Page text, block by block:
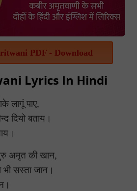
PDF - Download
Lyrics In Hindi
लागूं पाए,
दियो बताय।
अमृत की खान,
सस्ता जान।